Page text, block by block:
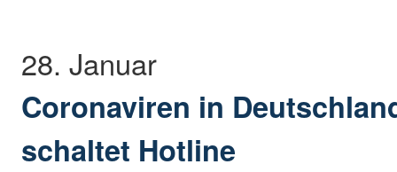
28. Januar
Coronaviren in
schaltet Hotline